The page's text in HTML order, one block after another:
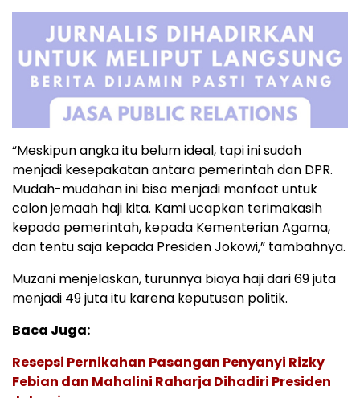
“Meskipun angka itu belum ideal, tapi ini sudah
menjadi kesepakatan antara pemerintah dan DPR.
Mudah-mudahan ini bisa menjadi manfaat untuk
calon jemaah haji kita. Kami ucapkan terimakasih
kepada pemerintah, kepada Kementerian Agama,
dan tentu saja kepada Presiden Jokowi,” tambahnya.
Muzani menjelaskan, turunnya biaya haji dari 69 juta
menjadi 49 juta itu karena keputusan politik.
Baca Juga:
Resepsi Pernikahan Pasangan Penyanyi Rizky
Febian dan Mahalini Raharja Dihadiri Presiden